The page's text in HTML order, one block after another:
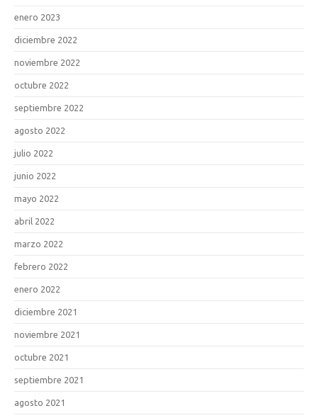
enero 2023
diciembre 2022
noviembre 2022
octubre 2022
septiembre 2022
agosto 2022
julio 2022
junio 2022
mayo 2022
abril 2022
marzo 2022
febrero 2022
enero 2022
diciembre 2021
noviembre 2021
octubre 2021
septiembre 2021
agosto 2021